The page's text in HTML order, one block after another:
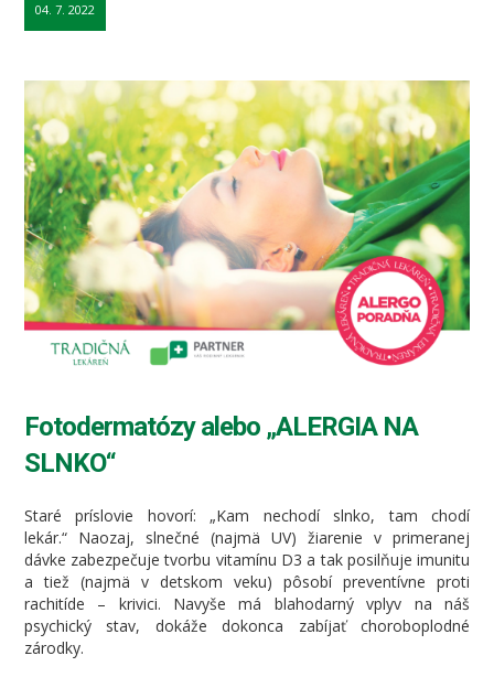
04. 7. 2022
Fotodermatózy alebo „ALERGIA NA
SLNKO“
Staré príslovie hovorí: „Kam nechodí slnko, tam chodí
lekár.“ Naozaj, slnečné (najmä UV) žiarenie v primeranej
dávke zabezpečuje tvorbu vitamínu D3 a tak posilňuje imunitu
a tiež (najmä v detskom veku) pôsobí preventívne proti
rachitíde – krivici. Navyše má blahodarný vplyv na náš
psychický stav, dokáže dokonca zabíjať choroboplodné
zárodky.